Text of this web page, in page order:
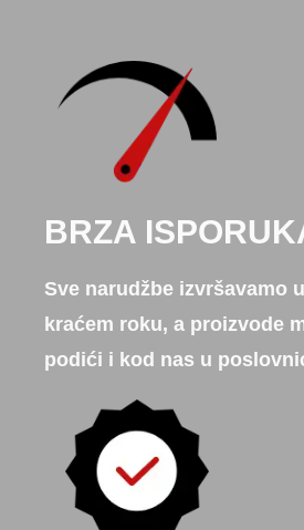
BRZA
Sve narudžbe izvršavamo
kraćem roku, a proizvode
podići i kod nas u